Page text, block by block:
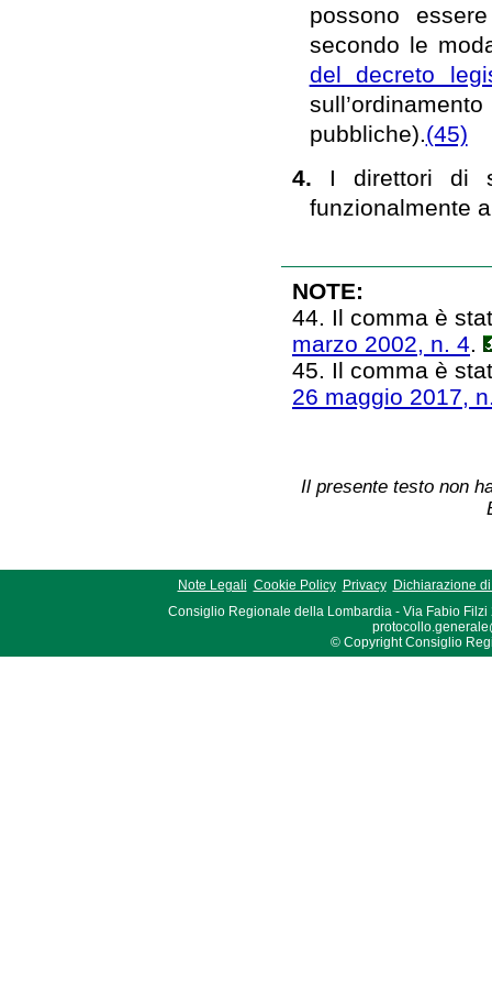
possono
secondo le
del decreto
pubbliche).(45)
4. I direttori di
funzionalmente
NOTE:
44. Il comma è
marzo 2002, n. 4.
45. Il comma è
26 maggio 2017,
Il presente testo non
Note Legali Cookie Policy Privacy
Dichiarazione
Consiglio Regionale della Lombardia - Via Fabio Filzi
© Copyright Consiglio